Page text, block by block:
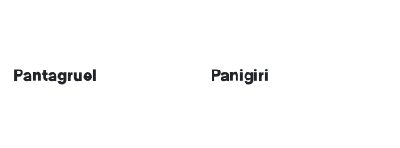
Pantagruel Aktualisiert
Panigiri